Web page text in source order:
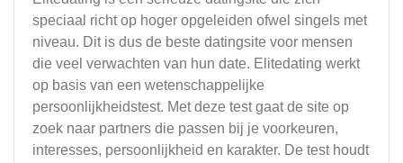
speciaal richt op hoger opgeleiden ofwel singels met
niveau. Dit is dus de beste datingsite voor mensen
die veel verwachten van hun date. Elitedating werkt
op basis van een wetenschappelijke
persoonlijkheidstest. Met deze test gaat de site op
zoek naar partners die passen bij je voorkeuren,
interesses, persoonlijkheid en karakter. De test houdt